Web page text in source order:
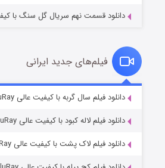
قسمت۶ (زیرنویس)
دانلود قسمت نهم سریال گل سنگ با
فیلم‌های جدید ایرانی
دانلود فیلم سال گربه با کیفیت عالی BluRay
دانلود فیلم لاله کبود با کیفیت عالی BluRay
دانلود فیلم لاک پشت با کیفیت عالی BluRay